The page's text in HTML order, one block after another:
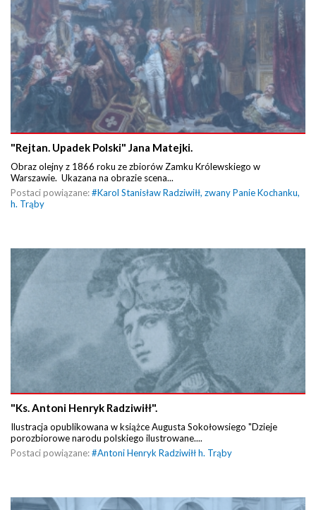
"Rejtan. Upadek Polski" Jana Matejki.
Obraz olejny z 1866 roku ze zbiorów Zamku Królewskiego w
Warszawie. Ukazana na obrazie scena...
Postaci powiązane:#Karol Stanisław Radziwiłł, zwany Panie Kochanku,
h. Trąby
"Ks. Antoni Henryk Radziwiłł".
Ilustracja opublikowana w książce Augusta Sokołowsiego "Dzieje
porozbiorowe narodu polskiego ilustrowane....
Postaci powiązane:#Antoni Henryk Radziwiłł h. Trąby